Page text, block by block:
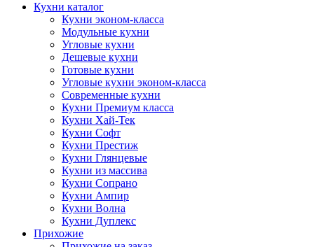
Кухни каталог
Кухни эконом-класса
Модульные кухни
Угловые кухни
Дешевые кухни
Готовые кухни
Угловые кухни эконом-класса
Современные кухни
Кухни Премиум класса
Кухни Хай-Тек
Кухни Софт
Кухни Престиж
Кухни Глянцевые
Кухни из массива
Кухни Сопрано
Кухни Ампир
Кухни Волна
Кухни Дуплекс
Прихожие